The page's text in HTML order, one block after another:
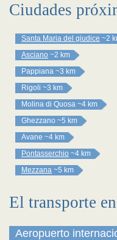
Ciudades
Santa Maria del giudice ~2
Asciano ~2 km
Pappiana ~3 km
Rigoli ~3 km
Molina di Quosa ~4 km
Ghezzano ~5 km
Avane ~4 km
Pontasserchio ~4 km
Mezzana ~5 km
El transporte
Aeropuerto